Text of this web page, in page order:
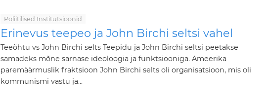
Poliitilised Institutsioonid
Erinevus teepeo ja John Birchi seltsi vahel
Teeõhtu vs John Birchi selts Teepidu ja John Birchi seltsi peetakse
samadeks mõne sarnase ideoloogia ja funktsiooniga. Ameerika
paremäärmuslik fraktsioon John Birchi selts oli organisatsioon, mis oli
kommunismi vastu ja...